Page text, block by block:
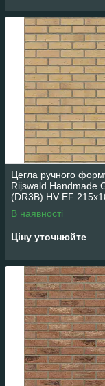
Цегла ручного
Rijswald Handmade
(DR3B) HV EF
В наявності
Ціну уточнюйте